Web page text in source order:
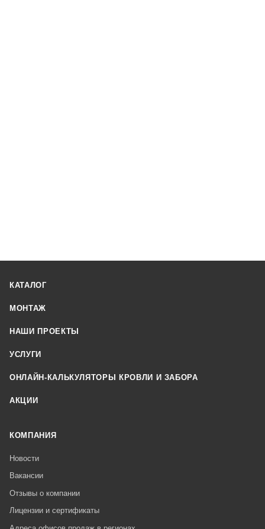
КАТАЛОГ
МОНТАЖ
НАШИ ПРОЕКТЫ
УСЛУГИ
ОНЛАЙН-КАЛЬКУЛЯТОРЫ КРОВЛИ И ЗАБОРА
АКЦИИ
КОМПАНИЯ
Новости
Вакансии
Отзывы о компании
Лицензии и сертификаты